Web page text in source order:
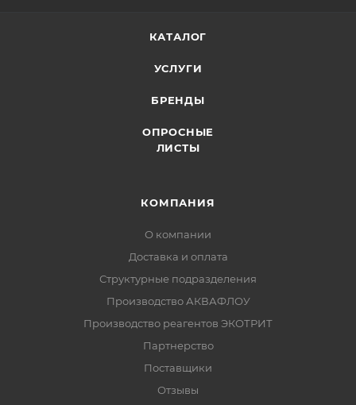
КАТАЛОГ
УСЛУГИ
БРЕНДЫ
ОПРОСНЫЕ
ЛИСТЫ
КОМПАНИЯ
О компании
Доставка и оплата
Структурные подразделения
Производство АКВАФЛОУ
Производство реагентов ЭКОТРИТ
Партнерство
Поставщики
Отзывы